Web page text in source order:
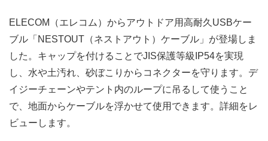
ELECOM（エレコム）からアウトドア用高耐久USBケー
ブル「NESTOUT（ネストアウト）ケーブル」が登場しま
した。キャップを付けることでJIS保護等級IP54を実現
し、水や土汚れ、砂ぼこりからコネクターを守ります。デ
イジーチェーンやテント内のループに吊るして使うこと
で、地面からケーブルを浮かせて使用できます。詳細をレ
ビューします。